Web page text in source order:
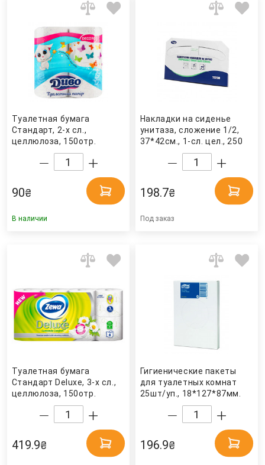
Туалетная бумага
Стандарт, 2-х сл.,
целлюлоза, 150отр.
(9,8*11,5см.), DECORO,
4шт./уп., бел. Диво
90₴
В наличии
Накладки на сиденье
унитаза, сложение 1/2,
37*42см., 1-сл. цел., 250
шт./уп., бел. (ТС-250)
Tischa Papier
198.7₴
Под заказ
Туалетная бумага
Стандарт Deluxe, 3-х сл.,
целлюлоза, 150отр.
(9,5*12,4см.), 8шт./уп.,
ромашка. ZEWA
419.9₴
Гигиенические пакеты
для туалетных комнат
25шт/уп., 18*127*87мм.
(B5), бел. Tork
196.9₴